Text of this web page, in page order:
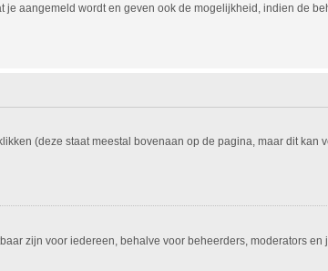
aangemeld wordt en geven ook de mogelijkheid, indien de
(deze staat meestal bovenaan op de pagina, maar dit kan
zijn voor iedereen, behalve voor beheerders, moderators en